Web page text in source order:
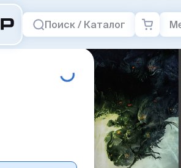
Поиск / Каталог